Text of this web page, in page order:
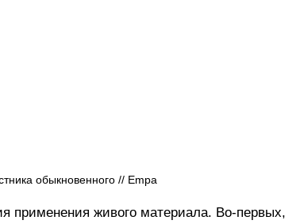
обыкновенного // Empa
применения живого материала. Во-первых,